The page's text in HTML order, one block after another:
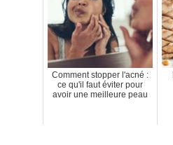
Comment stopper l'acné :
ce qu'il faut éviter pour
avoir une meilleure peau